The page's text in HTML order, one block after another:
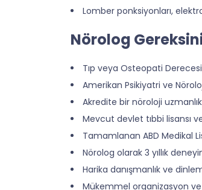
Lomber ponksiyonları,
Nörolog
Tıp veya Osteopati
Amerikan Psikiyatri ve
Akredite bir nöroloji
Mevcut devlet tıbbi lisansı
Tamamlanan ABD Medikal
Nörolog olarak 3 yıllık
Harika danışmanlık ve
Mükemmel organizasyon